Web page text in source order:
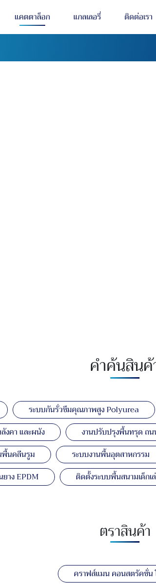
แคตตาล็อก แกลเลอรี่ ติดต่อเรา
คำค้นสินค้
ระบบกันรั่วซึมคุณภาพสูง Polyurea
งคา และผนัง
งานปรับปรุงพื้นทรุด ถน
พื้นคลีนรูม ระบบงานพื้นอุตสาหกรรม
าง EPDM
ติดตั้งระบบพื้นสนามเด็กเ
ตราสินค้า
คราฟส์แมน คอนสตรัคชั่น